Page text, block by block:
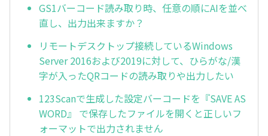
GS1バーコード読み取り時、任意の順にAIを並べ
直し、出力出来ますか？
リモートデスクトップ接続しているWindows
Server 2016および2019に対して、ひらがな/漢
字が入ったQRコードの読み取りや出力したい
123Scanで生成した設定バーコードを『SAVE AS
WORD』 で保存したファイルを開くと正しいフ
ォーマットで出力されません